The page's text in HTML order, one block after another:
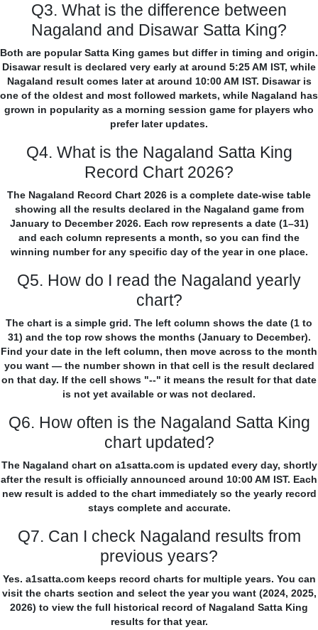
Q3. What is the difference between
Nagaland and Disawar Satta King?
Both are popular Satta King games but differ in timing and origin.
Disawar result is declared very early at around 5:25 AM IST, while
Nagaland result comes later at around 10:00 AM IST. Disawar is
one of the oldest and most followed markets, while Nagaland has
grown in popularity as a morning session game for players who
prefer later updates.
Q4. What is the Nagaland Satta King
Record Chart 2026?
The Nagaland Record Chart 2026 is a complete date-wise table
showing all the results declared in the Nagaland game from
January to December 2026. Each row represents a date (1–31)
and each column represents a month, so you can find the
winning number for any specific day of the year in one place.
Q5. How do I read the Nagaland yearly
chart?
The chart is a simple grid. The left column shows the date (1 to
31) and the top row shows the months (January to December).
Find your date in the left column, then move across to the month
you want — the number shown in that cell is the result declared
on that day. If the cell shows "--" it means the result for that date
is not yet available or was not declared.
Q6. How often is the Nagaland Satta King
chart updated?
The Nagaland chart on a1satta.com is updated every day, shortly
after the result is officially announced around 10:00 AM IST. Each
new result is added to the chart immediately so the yearly record
stays complete and accurate.
Q7. Can I check Nagaland results from
previous years?
Yes. a1satta.com keeps record charts for multiple years. You can
visit the charts section and select the year you want (2024, 2025,
2026) to view the full historical record of Nagaland Satta King
results for that year.